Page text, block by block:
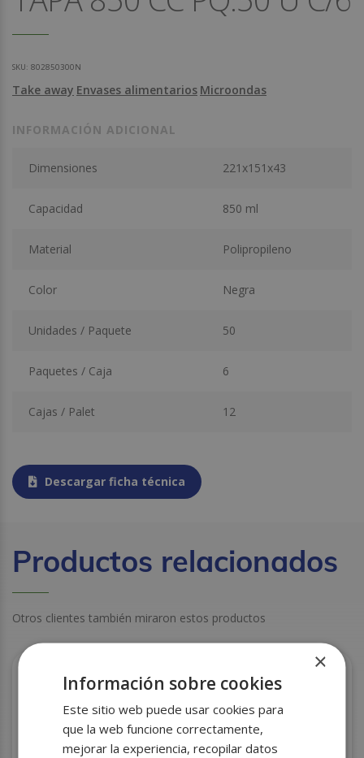
SKU: 802850300N
Take away Envases alimentarios Microondas
INFORMACIÓN ADICIONAL
Dimensiones 221x151x43
Capacidad 850 ml
Material Polipropileno
Color Negra
Unidades / Paquete 50
Paquetes / Caja 6
Cajas / Palet 12
Descargar ficha técnica
Productos relacionados
Otros clientes también miraron estos productos
×
Información sobre cookies
Este sitio web puede usar cookies para
que la web funcione correctamente,
mejorar la experiencia, recopilar datos